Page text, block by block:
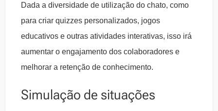
Dada a diversidade de utilização do chato, como
para criar quizzes personalizados, jogos
educativos e outras atividades interativas, isso irá
aumentar o engajamento dos colaboradores e
melhorar a retenção de conhecimento.
Simulação de situações